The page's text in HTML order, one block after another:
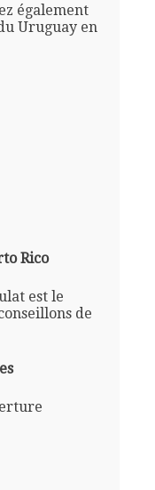
également
Uruguay en
Rico
est le
de